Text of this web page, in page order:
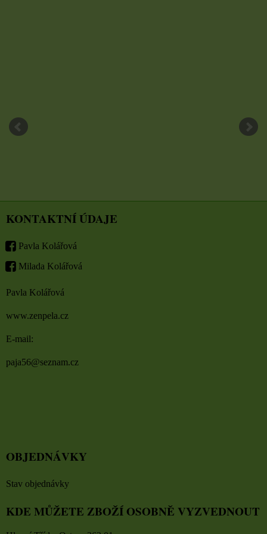
KONTAKTNÍ ÚDAJE
Pavla Kolářová
Milada Kolářová
Pavla Kolářová
www.zenpela.cz
E-mail:
paja56@seznam.cz
OBJEDNÁVKY
Stav objednávky
KDE MŮŽETE ZBOŽÍ OSOBNĚ VYZVEDNOUT